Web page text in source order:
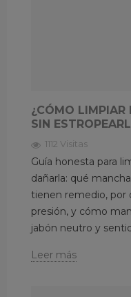
¿CÓMO
SIN
1112 Visitas
Guía honesta para
dañarla: qué
tienen remedio, por
presión, y cómo
jabón neutro y
Leer más